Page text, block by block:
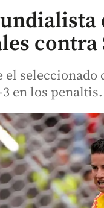
seleccionado
en los